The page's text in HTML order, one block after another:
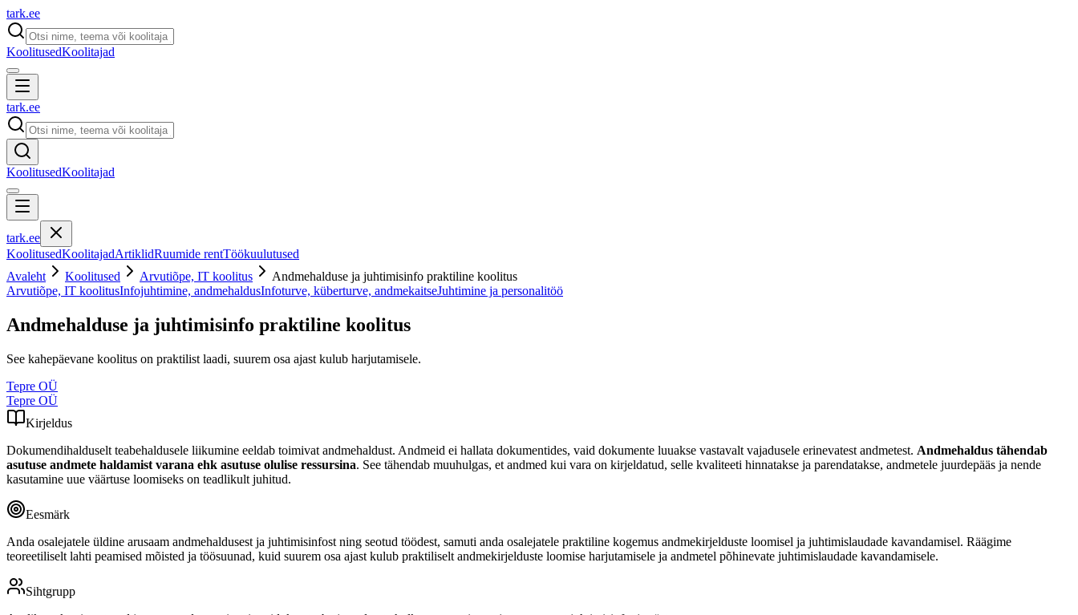
tark.ee
KoolitusedKoolitajad
tark.ee
KoolitusedKoolitajad
tark.ee
KoolitusedKoolitajadArtiklidRuumide rentTöökuulutused
Avaleht
Koolitused Arvutiõpe, IT koolitus
Andmehalduse ja juhtimisinfo praktiline koolitus
Arvutiõpe, IT koolitusInfojuhtimine, andmehaldusInfoturve, küberturve, andmekaitseJuhtimine ja personalitöö
Andmehalduse ja juhtimisinfo praktiline koolitus
See kahepäevane koolitus on praktilist laadi, suurem osa ajast kulub harjutamisele.
Tepre OÜ
Tepre OÜ
Kirjeldus
Dokumendihalduselt teabehaldusele liikumine eeldab toimivat andmehaldust. Andmeid ei hallata dokumentides, vaid dokumente luuakse vastavalt vajadusele erinevatest andmetest. Andmehaldus tähendab
asutuse andmete haldamist varana ehk asutuse olulise ressursina. See tähendab muuhulgas, et andmed kui vara on kirjeldatud, selle kvaliteeti hinnatakse ja parendatakse, andmetele juurdepääs ja nende
kasutamine uue väärtuse loomiseks on teadlikult juhitud.
Eesmärk
Anda osalejatele üldine arusaam andmehaldusest ja juhtimisinfost ning seotud töödest, samuti anda osalejatele praktiline kogemus andmekirjelduste loomisel ja juhtimislaudade kavandamisel. Räägime
teoreetiliselt lahti peamised mõisted ja töösuunad, kuid suurem osa ajast kulub praktiliselt andmekirjelduste loomise harjutamisele ja andmetel põhinevate juhtimislaudade kavandamisele.
Sihtgrupp